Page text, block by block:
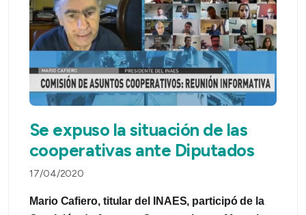
Se expuso la situación de las
cooperativas ante Diputados
17/04/2020
Mario Cafiero, titular del INAES, participó de la